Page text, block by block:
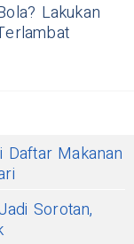
Lakukan
Daftar Makanan
Sorotan,